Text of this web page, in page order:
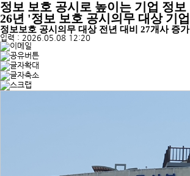
정보 보호 공시로 높이는 기업 정보
26년 '정보 보호 공시의무 대상 기
정보보호 공시의무 대상 전년 대비 27개사 증가
입력 : 2026.05.08 12:20